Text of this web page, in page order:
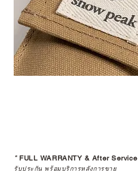
*FULL WARRANTY & After Service
รับประกัน พร้อมบริการหลังการขาย